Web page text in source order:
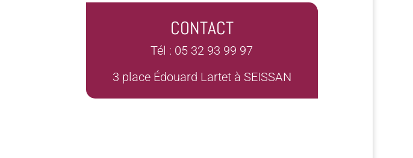
CONTACT
Tél : 05 32 93 99 97
3 place Édouard Lartet à SEISSAN